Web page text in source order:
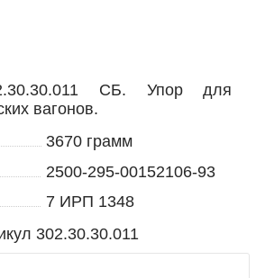
СБ. Упор для
вагонов.
3670 грамм
2500-295-00152106-93
7 ИРП 1348
302.30.30.011